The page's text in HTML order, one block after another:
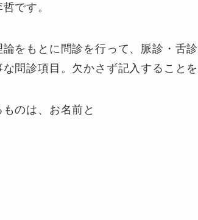
です。
をもとに問診を行って、脈診・舌
問診項目。欠かさず記入することを
のは、お名前と